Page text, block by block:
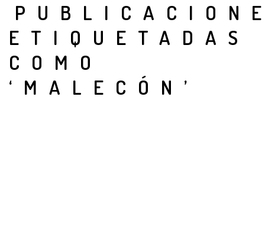
ETIQUETADAS
COMO
‘MALECÓN’